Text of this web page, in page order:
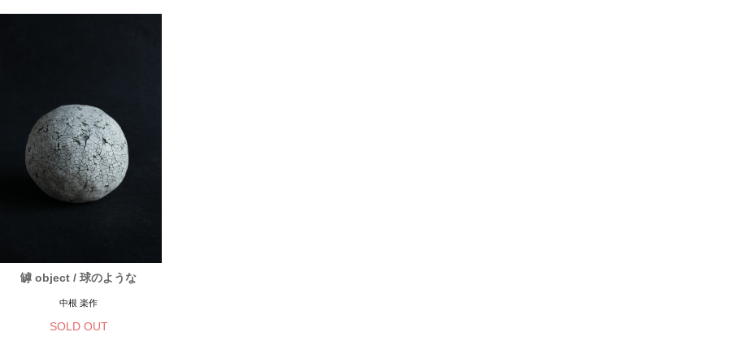
罅 object / 球のような
中根 楽作
SOLD OUT